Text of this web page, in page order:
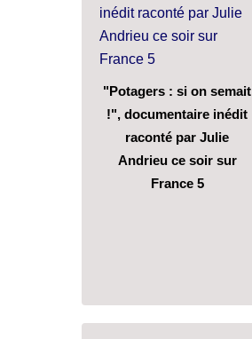
"Potagers : si on semait
!", documentaire inédit
raconté par Julie
Andrieu ce soir sur
France 5